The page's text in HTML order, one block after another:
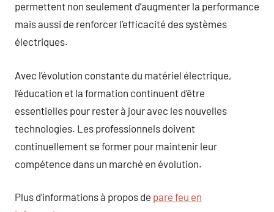
permettent non seulement d’augmenter la performance
mais aussi de renforcer l’efficacité des systèmes
électriques.
Avec l’évolution constante du matériel électrique,
l’éducation et la formation continuent d’être
essentielles pour rester à jour avec les nouvelles
technologies. Les professionnels doivent
continuellement se former pour maintenir leur
compétence dans un marché en évolution.
Plus d’informations à propos de pare feu en